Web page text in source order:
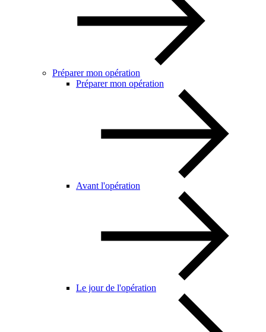
Préparer mon opération
Préparer mon opération
Avant l'opération
Le jour de l'opération